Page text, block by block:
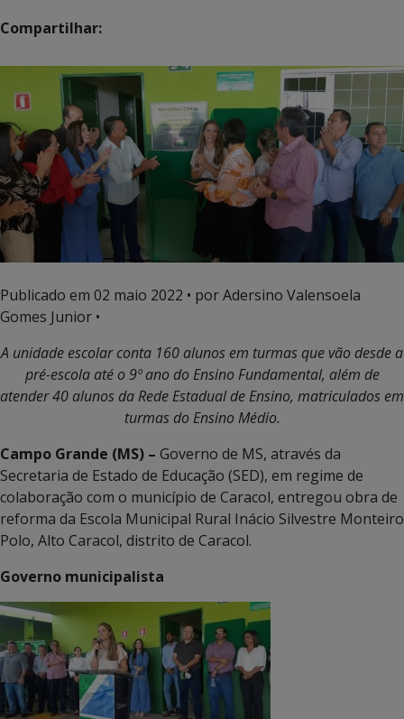
Compartilhar:
Publicado em 02 maio 2022 • por Adersino Valensoela
Gomes Junior •
A unidade escolar conta 160 alunos em turmas que vão desde a
pré-escola até o 9º ano do Ensino Fundamental, além de
atender 40 alunos da Rede Estadual de Ensino, matriculados em
turmas do Ensino Médio.
Campo Grande (MS) – Governo de MS, através da
Secretaria de Estado de Educação (SED), em regime de
colaboração com o município de Caracol, entregou obra de
reforma da Escola Municipal Rural Inácio Silvestre Monteiro
Polo, Alto Caracol, distrito de Caracol.
Governo municipalista